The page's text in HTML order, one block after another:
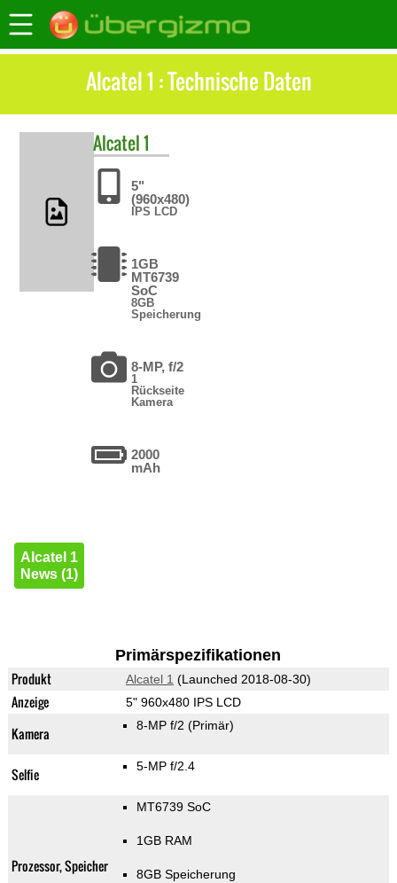
Alcatel 1 : Technische Daten
Alcatel1
5"
(960x480)
IPS LCD
1GB
MT6739
SoC
8GB
Speicherung
8-MP, f/2
1
Rückseite
Kamera
2000
mAh
Alcatel 1
News (1)
Primärspezifikationen
Produkt Alcatel 1 (Launched 2018-08-30)
Anzeige 5" 960x480 IPS LCD
Kamera 8-MP f/2 (Primär)
Selfie 5-MP f/2.4
Prozessor, Speicher
MT6739 SoC
1GB RAM
8GB Speicherung